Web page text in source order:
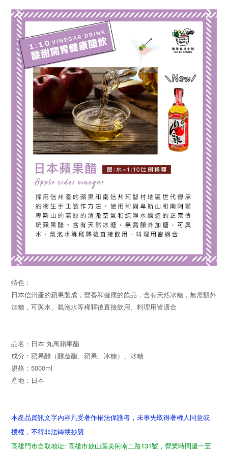
特色：
日本信州產的蘋果製成，營養和健康的飲品，含有天然冰糖，無需額外
加糖，可與水、氣泡水等稀釋後直接飲用、料理用皆適合
品名：日本 丸萬蘋果醋
成分：蘋果醋（釀造醋、蘋果、冰糖）、冰糖
規格：5000ml
產地：日本
本產品資訊文字內容凡受著作權法保護者，未事先取得著權人同意或
授權，不得非法轉載抄襲
高雄門市自取地址: 高雄市鼓山區美術南二路131號，營業時間週一至